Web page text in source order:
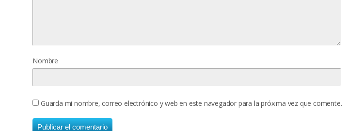
Nombre
Guarda mi nombre, correo electrónico y web en este navegador para la próxima vez que comente.